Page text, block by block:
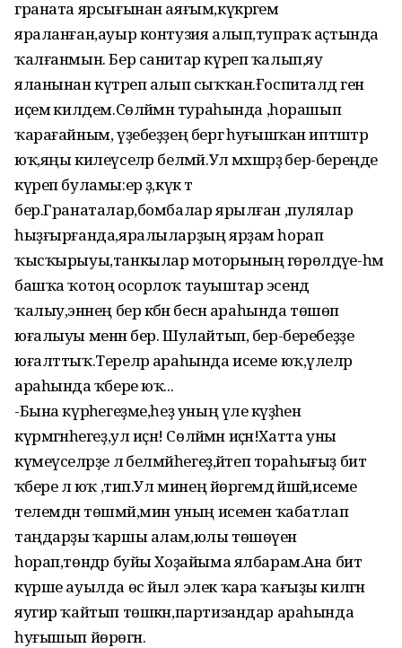
граната ярсығынан аяғым,күкрәгем
яраланған,ауыр контузия алып,тупраҡ аҫтында
ҡалғанмын. Бер санитар күреп ҡалып,яу
яланынан күтәреп алып сыҡҡан.Ғоспиталдә генә
иҫемә килдем.Сөләймән тураһында ,һорашып
ҡарағайным, үҙебеҙҙең бергә һуғышҡан иптәштәр
юҡ,яңы килеүселәр белмәй.Ул мәхшәрҙә бер-береңде
күреп буламы:ер ҙә,күк тә
бер.Гранаталар,бомбалар ярылған ,пулялар
һыҙғырғанда,яралыларҙың ярҙам һорап
ҡысҡырыуы,танкылар моторының гөрөлдәүе-һәм
башҡа ҡотоң осорлоҡ тауыштар эсендә
ҡалыу,энәнең бер кәбән бесән араһында төшөп
юғалыуы менән бер. Шулайтып, бер-беребеҙҙе
юғалттыҡ.Тереләр араһында исеме юҡ,үлеләр
араһында ҡәбере юҡ...
-Бына күрәһегеҙме,һеҙ уның үле кәүҙәһен
күрмәгәнһегеҙ,ул иҫән! Сөләймән иҫән!Хатта уны
күмеүселәрҙе лә белмәйһегеҙ,әйтеп тораһығыҙ бит
ҡәбере лә юҡ ,тип.Ул минең йөрәгемдә йәшәй,исеме
телемдән төшмәй,мин уның исемен ҡабатлап
таңдарҙы ҡаршы алам,юлы төшөүен
һорап,төндәр буйы Хоҙайыма ялбарам.Ана бит
күрше ауылда өс йыл элек ҡара ҡағыҙы килгән
яугир ҡайтып төшкән,партизандар араһында
һуғышып йөрөгән.